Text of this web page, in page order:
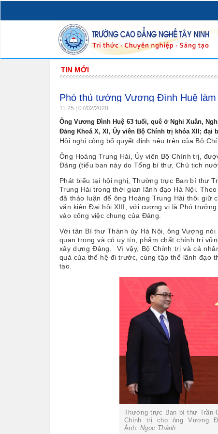
TIN MỚI
Phó thủ tướng Vương Đình Huệ
11:25 | 07/02/2020
Ông Vương Đình Huệ 63 tuổi, quê ở Nghi Xuân,
Đảng Khoá X, XI, Ủy viên Bộ Chính trị khóa XII; đại
Hội nghị công bố quyết định nêu trên của Bộ
Ông Hoàng Trung Hải, Ủy viên Bộ Chính trị,
Đảng (tiểu ban này do Tổng bí thư, Chủ tịch
Phát biểu tại hội nghị, Thường trực Ban bí thư
Trung Hải trong thời gian lãnh đạo Hà Nội.
đã thảo luận để ông Hoàng Trung Hải thôi giữ
văn kiện Đại hội XIII, với cương vị là Phó
vào công việc chung của Đảng.
Với tân Bí thư Thành ủy Hà Nội, ông Vượng
quan trọng và có uy tín, phẩm chất chính trị
xây dựng Đảng. Vì vậy, Bộ Chính trị và cá
quả của thế hệ đi trước, cùng tập thể lãnh đạo
tạo.
Thường trực Ban bí thư Trần
Chính trị cho ông Vương
Ảnh: Ngọc Thành